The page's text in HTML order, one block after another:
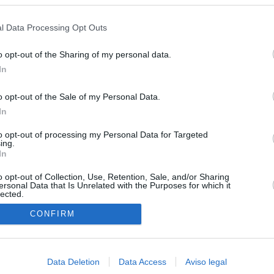
Data Processing Opt Outs
opt-out of the Sharing of my personal data.
opt-out of the Sale of my Personal Data.
opt-out of processing my Personal Data for Targeted
opt-out of Collection, Use, Retention, Sale, and/or Sharing
Data that Is Unrelated with the Purposes for which it
CONFIRM
Data Deletion Data Access Aviso legal
el ático de Ayuso
el Gobierno de Ayuso en Chamberí tampoco puede ser
de la impunidad
la alerta en Ceuta y estrecha la coordinación con Marruecos
a cruzar la frontera
al Gobierno y cita a Marlaska y Robles en el Senado la
por la crisis en Ceuta